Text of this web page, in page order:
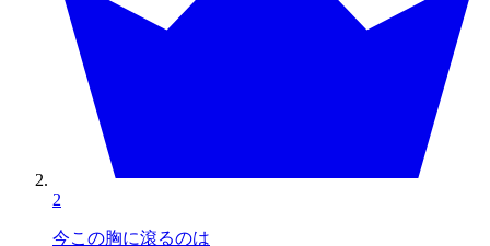
2
今この胸に滾るのは